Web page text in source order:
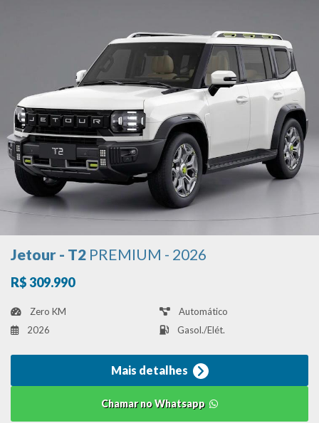
Jetour - T2 PREMIUM - 2026
R$ 309.990
Zero KM
Automático
2026
Gasol./Elét.
Mais detalhes
Chamar no Whatsapp